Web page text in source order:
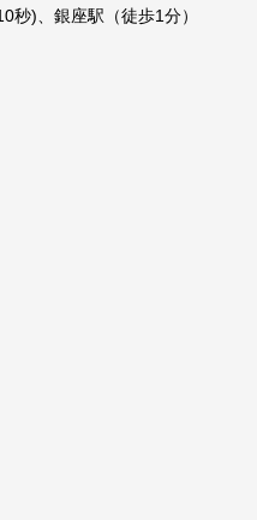
秒)、銀座駅（徒歩1分）